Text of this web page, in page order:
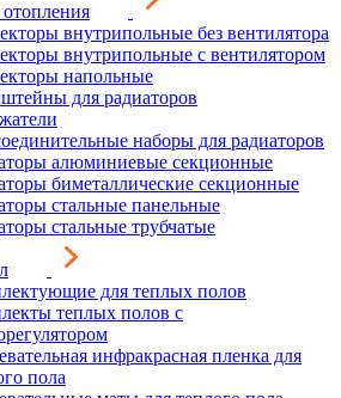
внутрипольные без вентилятора
внутрипольные с вентилятором
напольные
для радиаторов
наборы для радиаторов
алюминиевые секционные
биметаллические секционные
стальные панельные
стальные трубчатые
для теплых полов
теплых полов с
инфракрасная пленка для
пола